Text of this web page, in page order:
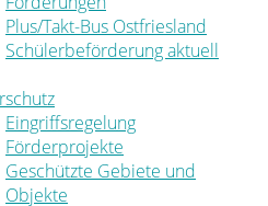
Plus/Takt-Bus Ostfriesland
Schülerbeförderung aktuell
Eingriffsregelung
Förderprojekte
Geschützte Gebiete und
Objekte